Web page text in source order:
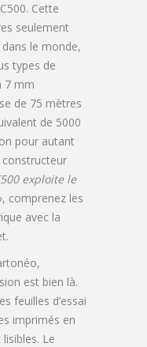
Cette
seulement
le monde,
types de
7 mm
de 75 mètres
de 5000
pour autant
constructeur
exploite le
comprenez les
avec la
est bien là.
feuilles d’essai
imprimés en
Le